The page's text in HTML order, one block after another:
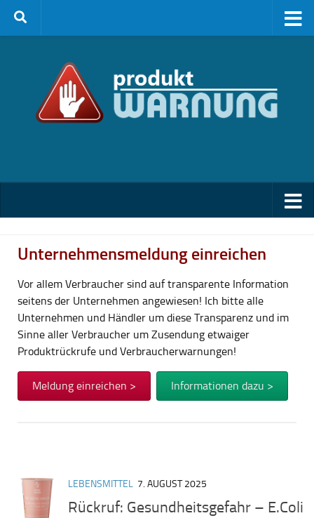
Zum Inhalt springen
Unternehmensmeldung einreichen
Vor allem Verbraucher sind auf transparente Information
seitens der Unternehmen angewiesen! Ich bitte alle
Unternehmen und Händler um diese Transparenz und im
Sinne aller Verbraucher um Zusendung etwaiger
Produktrückrufe und Verbraucherwarnungen!
Meldung einreichen > Informationen dazu >
LEBENSMITTEL 7. AUGUST 2025
Rückruf: Gesundheitsgefahr – E.Coli